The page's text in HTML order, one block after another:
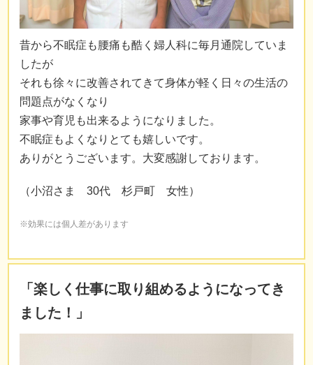
昔から不眠症も腰痛も酷く婦人科に毎月通院していま
したが
それも徐々に改善されてきて身体が軽く日々の生活の
問題点がなくなり
家事や育児も出来るようになりました。
不眠症もよくなりとても嬉しいです。
ありがとうございます。大変感謝しております。
（小沼さま 30代 杉戸町 女性）
※効果には個人差があります
「楽しく仕事に取り組めるようになってき
ました！」